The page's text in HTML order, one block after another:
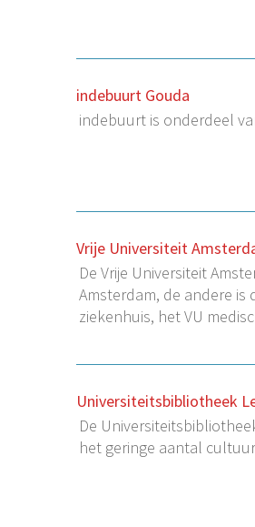
indebuurt Gouda
indebuurt is onderdeel
Vrije Universiteit
De Vrije Universiteit
Amsterdam, de andere is
ziekenhuis, het VU
Universiteitsbibliotheek
De
het geringe aantal